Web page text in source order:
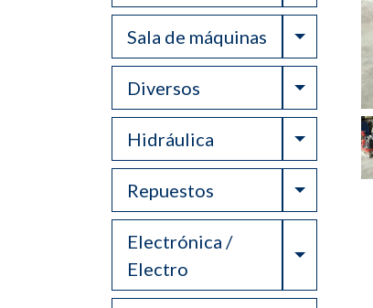
Sala de máquinas Toggle
Diversos Toggle
Hidráulica Toggle
Repuestos Toggle
Electrónica /
Electro
Toggle